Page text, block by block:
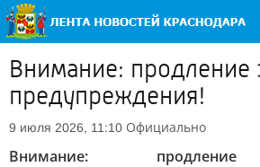
Внимание: продление
предупреждения!
9 июля 2026, 11:10 Официально
Внимание: продление